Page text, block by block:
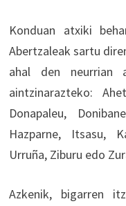
Konduan atxiki
Abertzaleak sartu
ahal den neurrian
aintzinarazteko:
Donapaleu,
Hazparne, Itsasu,
Urruña, Ziburu edo
Azkenik, bigarren